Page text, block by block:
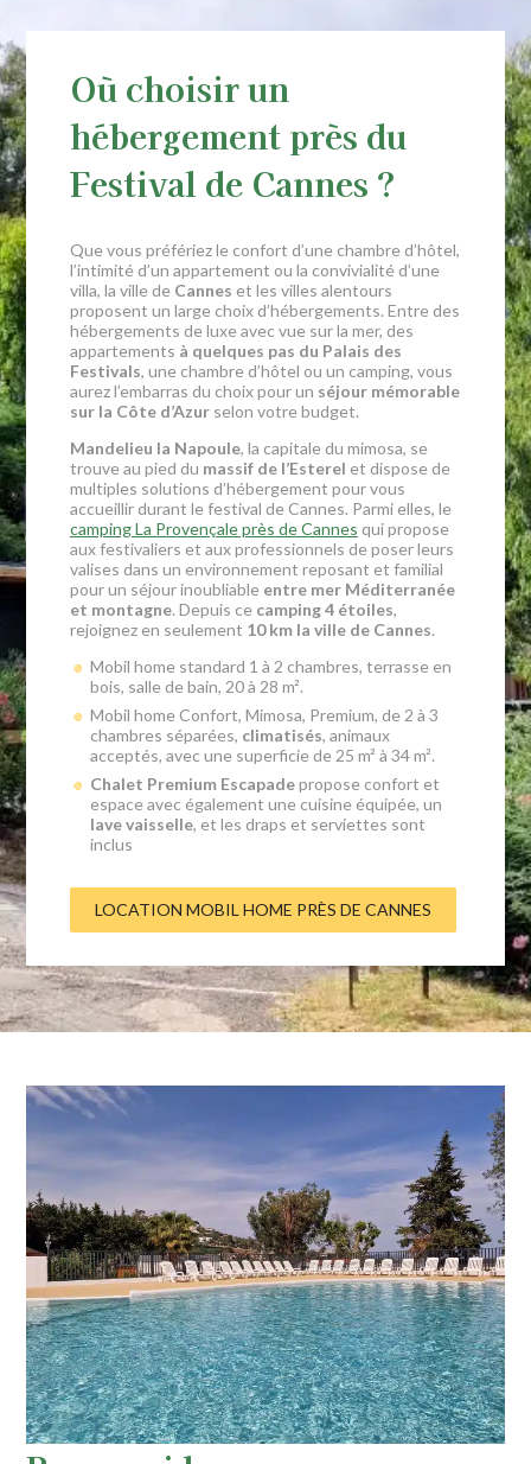
Où choisir un
hébergement près du
Festival de Cannes ?
Que vous préfériez le confort d’une chambre d’hôtel,
l’intimité d’un appartement ou la convivialité d’une
villa, la ville de Cannes et les villes alentours
proposent un large choix d’hébergements. Entre des
hébergements de luxe avec vue sur la mer, des
appartements à quelques pas du Palais des
Festivals, une chambre d’hôtel ou un camping, vous
aurez l’embarras du choix pour un séjour mémorable
sur la Côte d’Azurselon votre budget.
Mandelieu la Napoule, la capitale du mimosa, se
trouve au pied du massif de l’Esterel et dispose de
multiples solutions d’hébergement pour vous
accueillir durant le festival de Cannes. Parmi elles, le
camping La Provençale près de Cannes qui propose
aux festivaliers et aux professionnels de poser leurs
valises dans un environnement reposant et familial
pour un séjour inoubliable entre mer Méditerranée
et montagne. Depuis ce camping 4 étoiles,
rejoignez en seulement 10 km la ville de Cannes.
Mobil home standard 1 à 2 chambres, terrasse en
bois, salle de bain, 20 à 28 m².
Mobil home Confort, Mimosa, Premium, de 2 à 3
chambres séparées, climatisés, animaux
acceptés, avec une superficie de 25 m² à 34 m².
Chalet Premium Escapadepropose confort et
espace avec également une cuisine équipée, un
lave vaisselle, et les draps et serviettes sont
inclus
LOCATION MOBIL HOME PRÈS DE CANNES